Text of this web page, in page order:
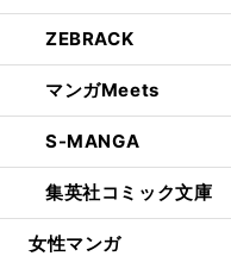
ZEBRACK
マンガMeets
S-MANGA
集英社コミック文庫
女性マンガ